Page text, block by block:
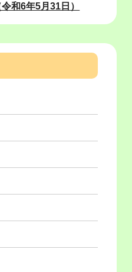
和6年5月31日）